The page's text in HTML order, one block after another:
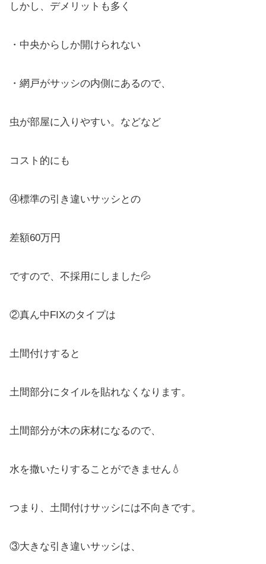
しかし、デメリットも多く
・中央からしか開けられない
・網戸がサッシの内側にあるので、
虫が部屋に入りやすい。などなど
コスト的にも
④標準の引き違いサッシとの
差額60万円
ですので、不採用にしました💦
②真ん中FIXのタイプは
土間付けすると
土間部分にタイルを貼れなくなります。
土間部分が木の床材になるので、
水を撒いたりすることができません💧
つまり、土間付けサッシには不向きです。
③大きな引き違いサッシは、